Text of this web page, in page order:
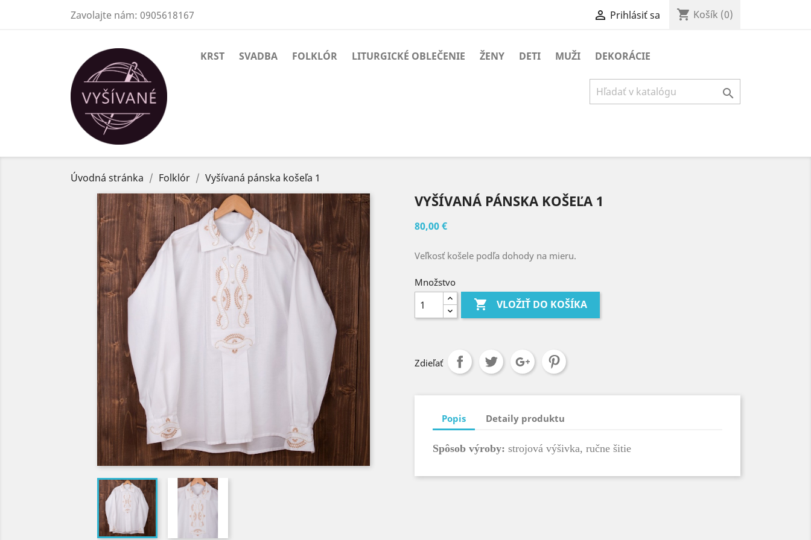
Zavolajte nám: 0905618167  Prihlásiť sa shopping_cart Košík (0)
KRST SVADBA FOLKLÓR LITURGICKÉ OBLEČENIE ŽENY DETI MUŽI DEKORÁCIE

Úvodná stránka Folklór Vyšívaná pánska košeľa 1
VYŠÍVANÁ PÁNSKA KOŠEĽA 1
80,00 €
Veľkosť košele podľa dohody na mieru.
Množstvo
 VLOŽIŤ DO KOŠÍKA
Zdieľať
Popis Detaily produktu
Spôsob výroby: strojová výšivka, ručne šitie